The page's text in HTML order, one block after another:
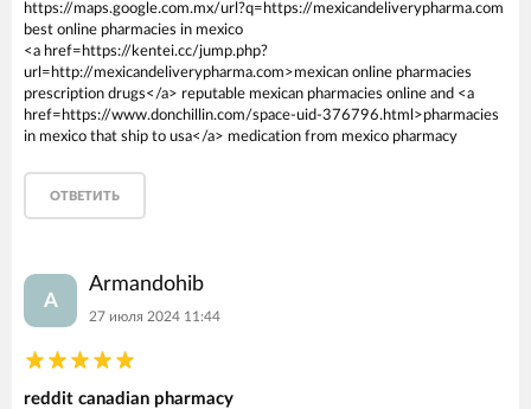
https://maps.google.com.mx/url?q=https://mexicandeliverypharma.com
best online pharmacies in mexico
<a href=https://kentei.cc/jump.php?
url=http://mexicandeliverypharma.com>mexican online pharmacies
prescription drugs</a> reputable mexican pharmacies online and <a
href=https://www.donchillin.com/space-uid-376796.html>pharmacies
in mexico that ship to usa</a> medication from mexico pharmacy
ОТВЕТИТЬ
A
Armandohib
27 июля 2024 11:44
reddit canadian pharmacy